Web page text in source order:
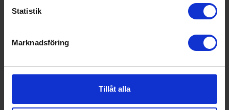
Statistik
Marknadsföring
Tillåt alla